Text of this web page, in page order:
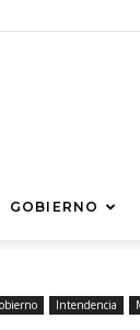
GOBIERNO
Intendencia